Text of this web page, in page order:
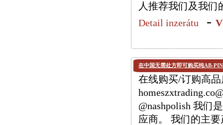
人推荐我们及我们
Detail inzerátu
-
在中国无需处方即可购买纯AB-
在线购买/订购高品
@nashpolish 我们
应商。 我们的主要